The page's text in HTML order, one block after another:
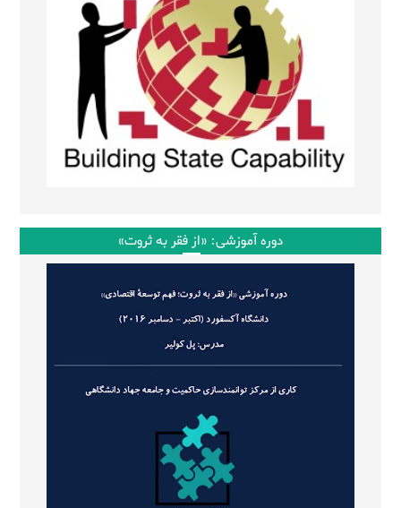
دوره آموزشی: «از فقر به ثروت»